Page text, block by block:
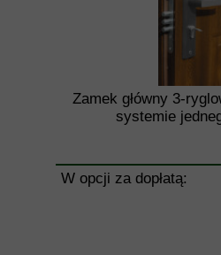
Zamek główny 3-
systemie
W opcji za dopłatą: